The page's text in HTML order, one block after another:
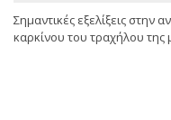
Σημαντικές εξελίξεις
καρκίνου του τραχήλου της